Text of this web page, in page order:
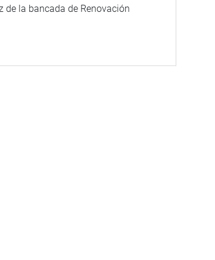
de la bancada de Renovación